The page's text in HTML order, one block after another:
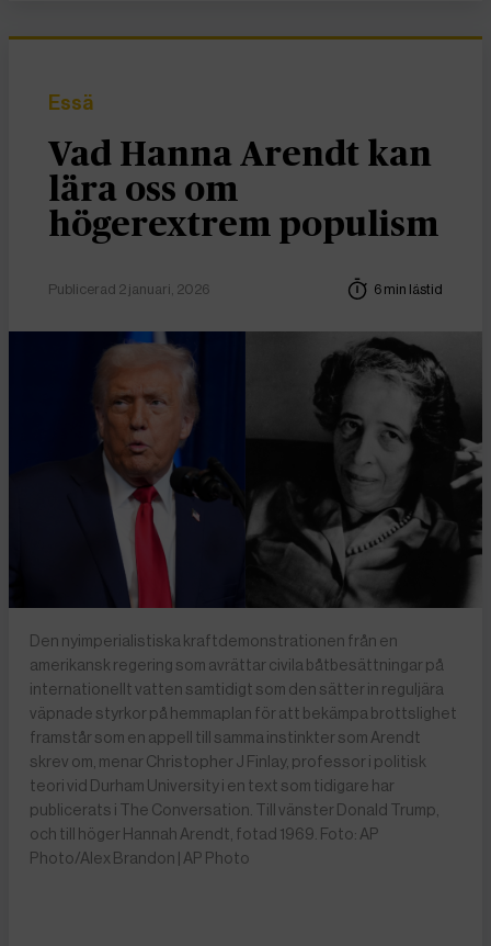
Essä
Vad Hanna Arendt kan
lära oss om
högerextrem populism
Publicerad 2 januari, 2026 6 min lästid
Den nyimperialistiska kraftdemonstrationen från en
amerikansk regering som avrättar civila båtbesättningar på
internationellt vatten samtidigt som den sätter in reguljära
väpnade styrkor på hemmaplan för att bekämpa brottslighet
framstår som en appell till samma instinkter som Arendt
skrev om, menar Christopher J Finlay, professor i politisk
teori vid Durham University i en text som tidigare har
publicerats i The Conversation. Till vänster Donald Trump,
och till höger Hannah Arendt, fotad 1969. Foto: AP
Photo/Alex Brandon | AP Photo